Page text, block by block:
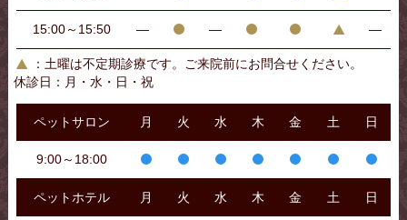
9日午前診療（９時～１１時３０分）
11日午前診療（９時～１１時３０分）
12日午前診療（９時～１１時３０分）
13日午前診療（９時～１１時３０分）
16日午前診療（９時～１１時３０分）
18日午前診療（９時～１１時３０分）
19日午前診療（９時～１１時３０分）
【予防薬を飲んでいても吸血されるの？】
予防薬を飲んでいても、吸血されるのには変
わありません。予防薬を飲んでいれば、虫を
寄せ付けないバリアが出来ると思われている
方もいますが、そうではありません。予防薬
を飲ませれば、犬と猫の血液中に有効成分が
ありますので、その有効成分を一緒に寄生虫
が吸血することでノミ＆マダニは死滅しま
す。
15:00～15:50 ― ― ―
：土曜は不定期診療です。ご来院前にお問合せください。
休診日：月・水・日・祝
ペットサロン 月 火 水 木 金 土 日
9:00～18:00
ペットホテル 月 火 水 木 金 土 日